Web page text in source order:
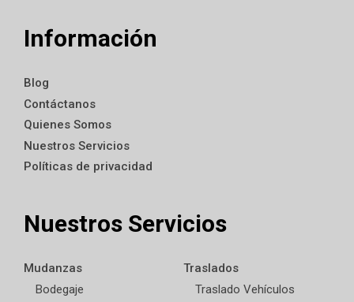
Información
Blog
Contáctanos
Quienes Somos
Nuestros Servicios
Políticas de privacidad
Nuestros Servicios
Mudanzas
Bodegaje
Traslados
Traslado Vehículos